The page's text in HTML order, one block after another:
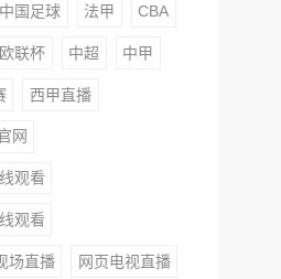
中国足球 法甲 CBA
欧联杯 中超 中甲
西甲直播
网
观看
观看
场直播 网页电视直播